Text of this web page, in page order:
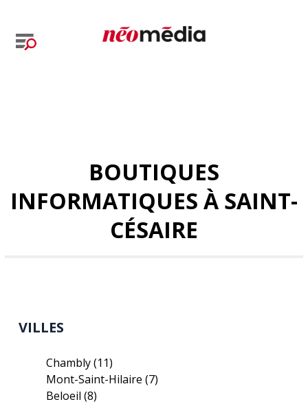
BOUTIQUES
INFORMATIQUES À SAINT-
CÉSAIRE
VILLES
Chambly(11)
Mont-Saint-Hilaire(7)
Beloeil(8)